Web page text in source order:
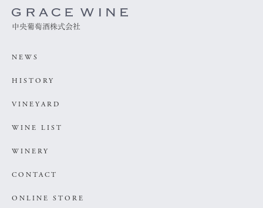
中央葡萄酒株式会社
NEWS
HISTORY
VINEYARD
WINE LIST
WINERY
CONTACT
ONLINE STORE